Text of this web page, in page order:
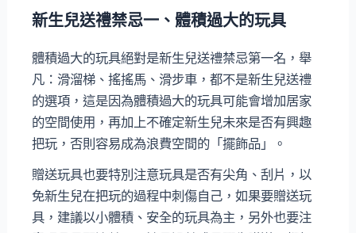
新生兒送禮禁忌一、體積過大的玩具
體積過大的玩具絕對是新生兒送禮禁忌第一名，舉
凡：滑溜梯、搖搖馬、滑步車，都不是新生兒送禮
的選項，這是因為體積過大的玩具可能會增加居家
的空間使用，再加上不確定新生兒未來是否有興趣
把玩，否則容易成為浪費空間的「擺飾品」。
贈送玩具也要特別注意玩具是否有尖角、刮片，以
免新生兒在把玩的過程中刺傷自己，如果要贈送玩
具，建議以小體積、安全的玩具為主，另外也要注